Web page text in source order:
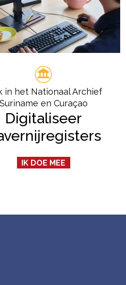
in het Nationaal Archief
Suriname en Curaçao
Digitaliseer
IK DOE MEE